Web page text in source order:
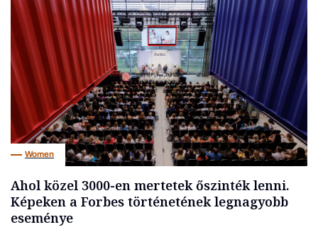
Women
Ahol közel 3000-en mertetek őszinték lenni.
Képeken a Forbes történetének legnagyobb
eseménye